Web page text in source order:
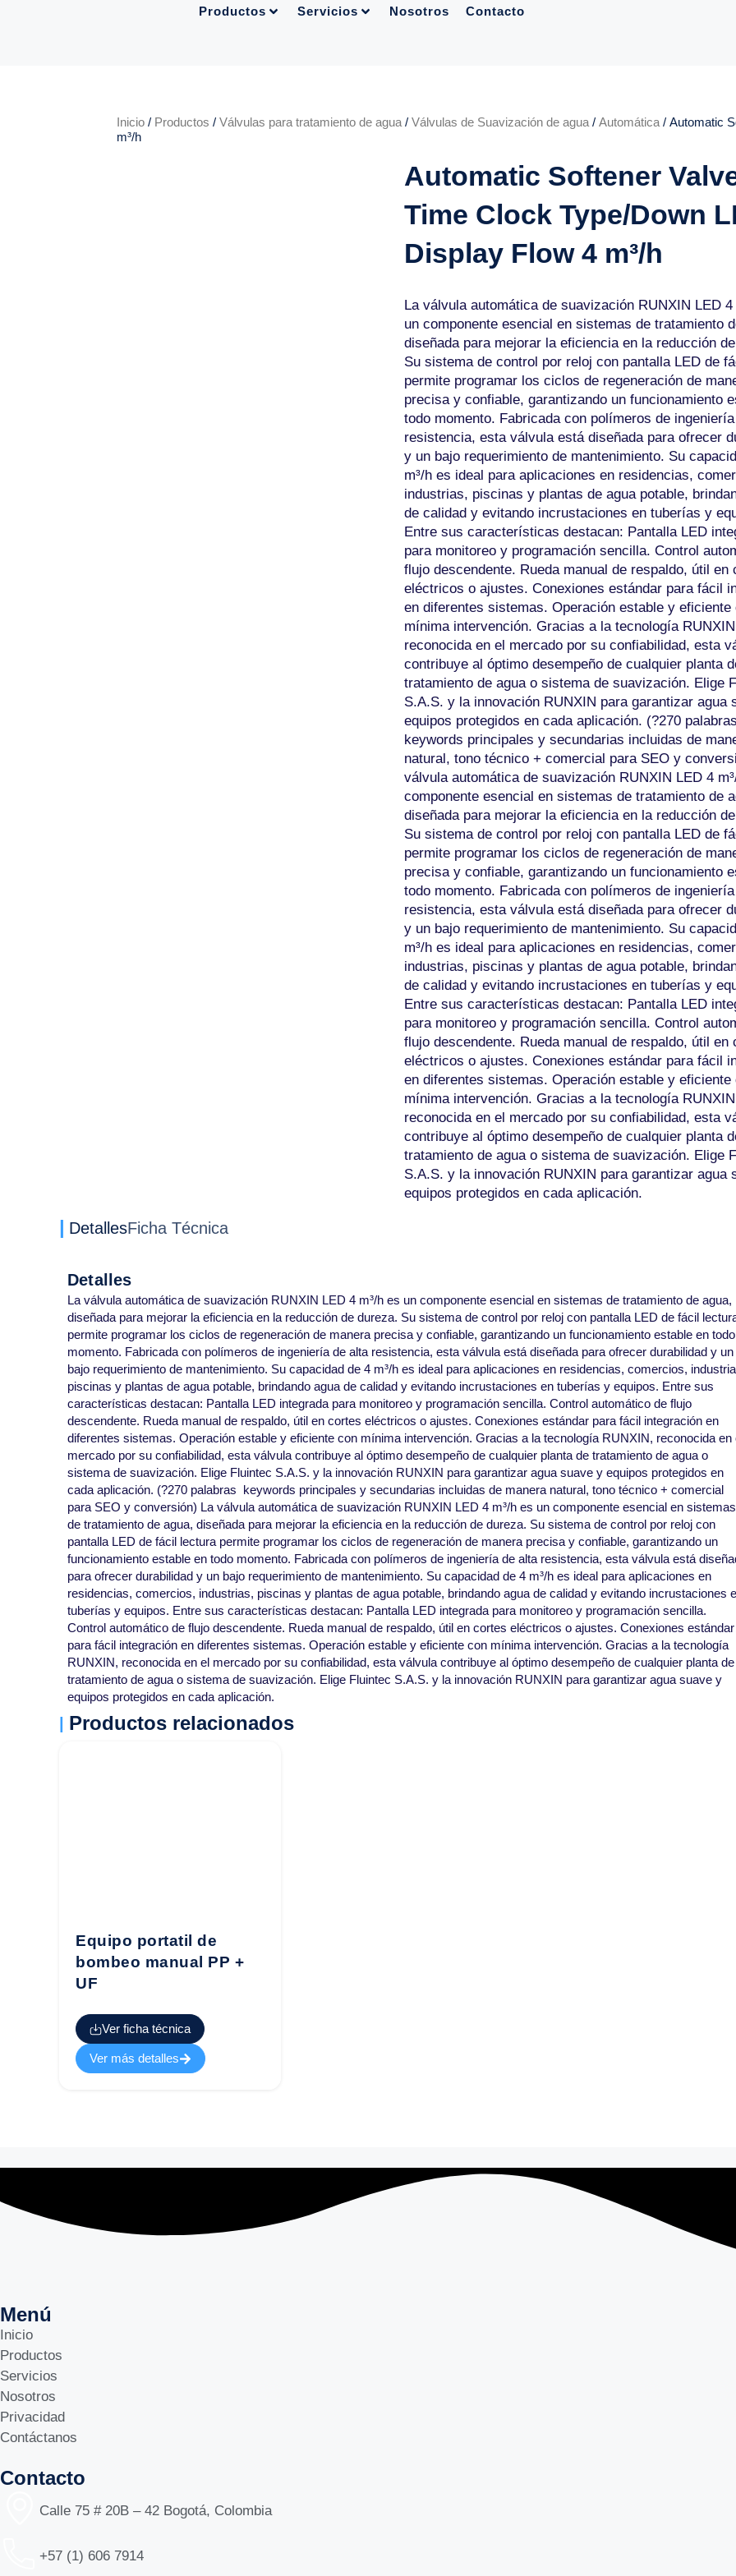
Productos Servicios Nosotros Contacto
Inicio / Productos / Válvulas para tratamiento de agua / Válvulas de Suavización de agua / Automática / Automatic
m³/h
Automatic Softener
Time Clock Type/Down
Display Flow 4 m³/h
La válvula automática de suavización RUNXIN LED 4
un componente esencial en sistemas de tratamiento
diseñada para mejorar la eficiencia en la reducción
Su sistema de control por reloj con pantalla LED de
permite programar los ciclos de regeneración de
precisa y confiable, garantizando un funcionamiento
todo momento. Fabricada con polímeros de
resistencia, esta válvula está diseñada para ofrecer
y un bajo requerimiento de mantenimiento. Su
m³/h es ideal para aplicaciones en residencias,
industrias, piscinas y plantas de agua potable,
de calidad y evitando incrustaciones en tuberías y
Entre sus características destacan: Pantalla LED
para monitoreo y programación sencilla. Control
flujo descendente. Rueda manual de respaldo, útil en
eléctricos o ajustes. Conexiones estándar para fácil
en diferentes sistemas. Operación estable y eficiente
mínima intervención. Gracias a la tecnología
reconocida en el mercado por su confiabilidad, esta
contribuye al óptimo desempeño de cualquier planta
tratamiento de agua o sistema de suavización. Elige
S.A.S. y la innovación RUNXIN para garantizar agua
equipos protegidos en cada aplicación. (?270 palabras 
keywords principales y secundarias incluidas de
natural, tono técnico + comercial para SEO y
válvula automática de suavización RUNXIN LED 4
componente esencial en sistemas de tratamiento de
diseñada para mejorar la eficiencia en la reducción
Su sistema de control por reloj con pantalla LED de
permite programar los ciclos de regeneración de
precisa y confiable, garantizando un funcionamiento
todo momento. Fabricada con polímeros de
resistencia, esta válvula está diseñada para ofrecer
y un bajo requerimiento de mantenimiento. Su
m³/h es ideal para aplicaciones en residencias,
industrias, piscinas y plantas de agua potable,
de calidad y evitando incrustaciones en tuberías y
Entre sus características destacan: Pantalla LED
para monitoreo y programación sencilla. Control
flujo descendente. Rueda manual de respaldo, útil en
eléctricos o ajustes. Conexiones estándar para fácil
en diferentes sistemas. Operación estable y eficiente
mínima intervención. Gracias a la tecnología
reconocida en el mercado por su confiabilidad, esta
contribuye al óptimo desempeño de cualquier planta
tratamiento de agua o sistema de suavización. Elige
S.A.S. y la innovación RUNXIN para garantizar agua
equipos protegidos en cada aplicación.
DetallesFicha Técnica
Detalles
La válvula automática de suavización RUNXIN LED 4 m³/h es un componente esencial en sistemas de tratamiento de agua,
diseñada para mejorar la eficiencia en la reducción de dureza. Su sistema de control por reloj con pantalla LED de fácil
permite programar los ciclos de regeneración de manera precisa y confiable, garantizando un funcionamiento estable en todo
momento. Fabricada con polímeros de ingeniería de alta resistencia, esta válvula está diseñada para ofrecer durabilidad y un
bajo requerimiento de mantenimiento. Su capacidad de 4 m³/h es ideal para aplicaciones en residencias, comercios,
piscinas y plantas de agua potable, brindando agua de calidad y evitando incrustaciones en tuberías y equipos. Entre sus
características destacan: Pantalla LED integrada para monitoreo y programación sencilla. Control automático de flujo
descendente. Rueda manual de respaldo, útil en cortes eléctricos o ajustes. Conexiones estándar para fácil integración en
diferentes sistemas. Operación estable y eficiente con mínima intervención. Gracias a la tecnología RUNXIN, reconocida en
mercado por su confiabilidad, esta válvula contribuye al óptimo desempeño de cualquier planta de tratamiento de agua o
sistema de suavización. Elige Fluintec S.A.S. y la innovación RUNXIN para garantizar agua suave y equipos protegidos en
cada aplicación. (?270 palabras  keywords principales y secundarias incluidas de manera natural, tono técnico + comercial
para SEO y conversión) La válvula automática de suavización RUNXIN LED 4 m³/h es un componente esencial en sistemas
de tratamiento de agua, diseñada para mejorar la eficiencia en la reducción de dureza. Su sistema de control por reloj con
pantalla LED de fácil lectura permite programar los ciclos de regeneración de manera precisa y confiable, garantizando un
funcionamiento estable en todo momento. Fabricada con polímeros de ingeniería de alta resistencia, esta válvula está
para ofrecer durabilidad y un bajo requerimiento de mantenimiento. Su capacidad de 4 m³/h es ideal para aplicaciones en
residencias, comercios, industrias, piscinas y plantas de agua potable, brindando agua de calidad y evitando incrustaciones
tuberías y equipos. Entre sus características destacan: Pantalla LED integrada para monitoreo y programación sencilla.
Control automático de flujo descendente. Rueda manual de respaldo, útil en cortes eléctricos o ajustes. Conexiones estándar
para fácil integración en diferentes sistemas. Operación estable y eficiente con mínima intervención. Gracias a la tecnología
RUNXIN, reconocida en el mercado por su confiabilidad, esta válvula contribuye al óptimo desempeño de cualquier planta de
tratamiento de agua o sistema de suavización. Elige Fluintec S.A.S. y la innovación RUNXIN para garantizar agua suave y
equipos protegidos en cada aplicación.
Productos relacionados
Equipo portatil de
bombeo manual PP +
UF
Ver ficha técnica
Ver más detalles
Menú
Inicio
Productos
Servicios
Nosotros
Privacidad
Contáctanos
Contacto
Calle 75 # 20B – 42 Bogotá, Colombia
+57 (1) 606 7914